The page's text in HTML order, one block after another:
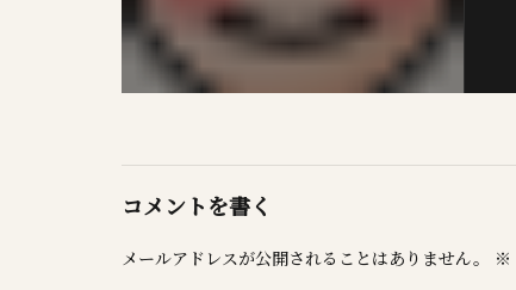
コメントを書く
メールアドレスが公開されることはありません。 ※